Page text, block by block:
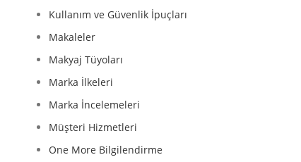
Kullanım ve Güvenlik İpuçları
Makaleler
Makyaj Tüyoları
Marka İlkeleri
Marka İncelemeleri
Müşteri Hizmetleri
One More Bilgilendirme